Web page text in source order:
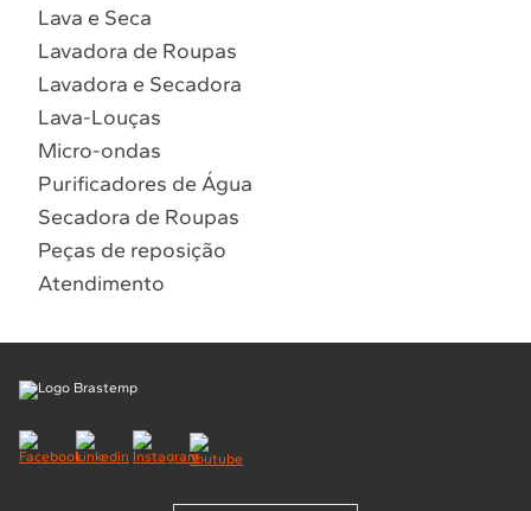
Localizar assistência técnica
Lava e Seca
Lavadora de Roupas
Lavadora e Secadora
Lava-Louças
Micro-ondas
Purificadores de Água
Secadora de Roupas
Peças de reposição
Atendimento